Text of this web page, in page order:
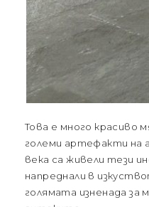
Това е много красиво
големи артефакти на
века са живели тези
напреднали в
голямата изненада